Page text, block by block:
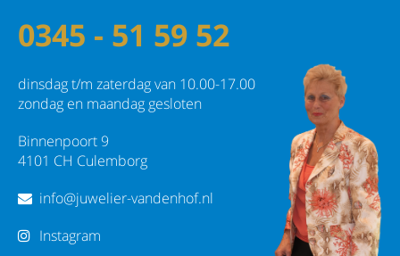
0345 - 51 59 52
dinsdag t/m zaterdag van 10.00-17.00
zondag en maandag gesloten
Binnenpoort 9
4101 CH Culemborg
info@juwelier-vandenhof.nl
Instagram